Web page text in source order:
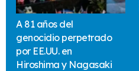
A 81 años del
genocidio perpetrado
por EE.UU. en
Hiroshima y Nagasaki